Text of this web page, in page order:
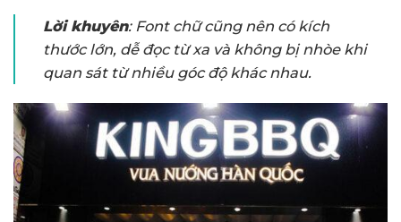
Lời khuyên: Font chữ cũng nên có kích
thước lớn, dễ đọc từ xa và không bị nhòe khi
quan sát từ nhiều góc độ khác nhau.